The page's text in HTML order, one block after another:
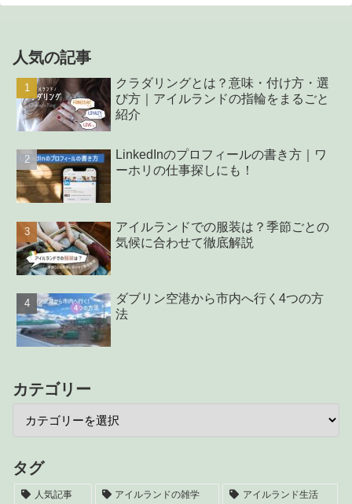
人気の記事
クラダリングとは？意味・付け方・選
び方｜アイルランドの指輪をまるごと
紹介
LinkedInのプロフィールの書き方｜ワ
ーホリの仕事探しにも！
アイルランドでの服装は？季節ごとの
気候に合わせて徹底解説
ダブリン空港から市内へ行く4つの方
法
カテゴリー
タグ
人気記事 アイルランドの雑学 アイルランド生活